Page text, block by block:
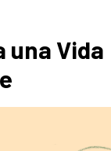
una Vida